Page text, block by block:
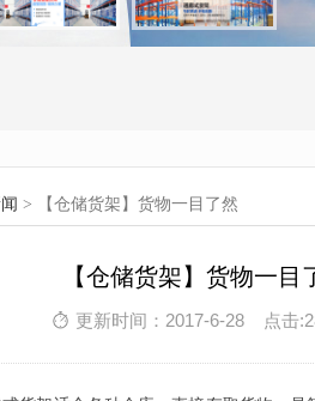
> 【仓储货架】货物一目了然
【仓储货架】货物一目
更新时间：2017-6-28 点击